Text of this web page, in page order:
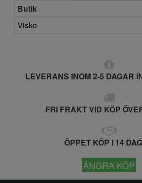
Butik
Visko
LEVERANS INOM 2-5 DAGAR
FRI FRAKT VID KÖP
ÖPPET KÖP I 14
ÅNGRA KÖP